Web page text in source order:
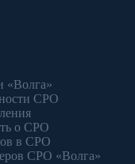
«Волга»
СРО
о СРО
в СРО
СРО «Волга»